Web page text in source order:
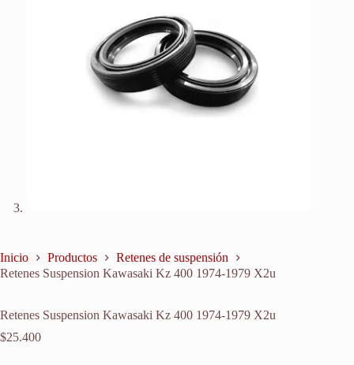
Inicio Productos
Retenes de suspensión
Retenes Suspension Kawasaki Kz 400 1974-1979 X2u
Retenes Suspension Kawasaki Kz 400 1974-1979 X2u
$25.400